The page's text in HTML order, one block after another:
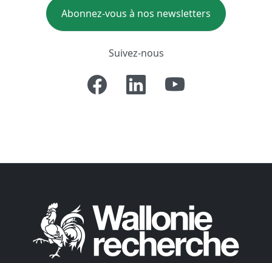
Abonnez-vous à nos newsletters
Suivez-nous